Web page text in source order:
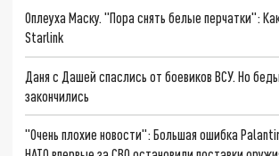
Оплеуха Маску. "Пора снять белые перчатки":
Starlink
Даня с Дашей спаслись от боевиков ВСУ. Но
закончились
"Очень плохие новости": Большая ошибка